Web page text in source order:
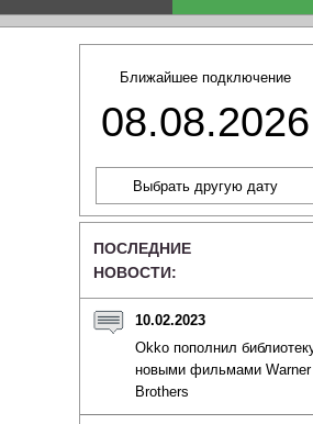
Ближайшее подключение
08.08.2026
ПОСЛЕДНИЕ
НОВОСТИ:
10.02.2023
Okko пополнил
новыми фильмами Warner
Brothers